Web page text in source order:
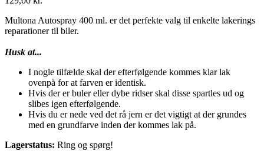
Multona Autospray 400 ml. er det perfekte valg til enkelte lakerings
reparationer til biler.
Husk at...
I nogle tilfælde skal der efterfølgende kommes klar lak
ovenpå for at farven er identisk.
Hvis der er buler eller dybe ridser skal disse spartles ud og
slibes igen efterfølgende.
Hvis du er nede ved det rå jern er det vigtigt at der grundes
med en grundfarve inden der kommes lak på.
Lagerstatus: Ring og spørg!